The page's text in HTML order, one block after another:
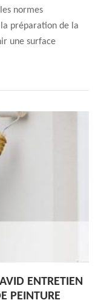
normes
préparation de la
une surface
ENTRETIEN
PEINTURE